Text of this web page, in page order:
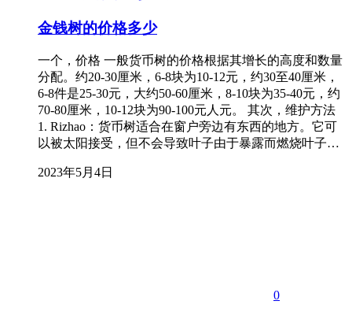
金钱树的价格多少
一个，价格 一般货币树的价格根据其增长的高度和数量
分配。约20-30厘米，6-8块为10-12元，约30至40厘米，
6-8件是25-30元，大约50-60厘米，8-10块为35-40元，约
70-80厘米，10-12块为90-100元人元。 其次，维护方法
1. Rizhao：货币树适合在窗户旁边有东西的地方。它可
以被太阳接受，但不会导致叶子由于暴露而燃烧叶子…
2023年5月4日
0